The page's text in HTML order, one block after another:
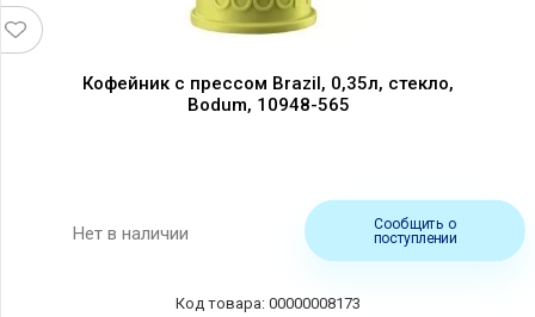
Кофейник с прессом Brazil, 0,35л, стекло,
Bodum, 10948-565
Нет в наличии
Сообщить о
поступлении
Код товара: 00000008173